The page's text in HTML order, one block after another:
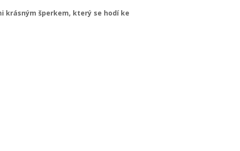
krásným šperkem, který se hodí ke